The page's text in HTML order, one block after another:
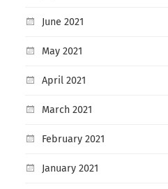
June 2021
May 2021
April 2021
March 2021
February 2021
January 2021